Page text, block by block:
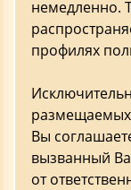
немедленно.
профилях
Вы
вызванный
от